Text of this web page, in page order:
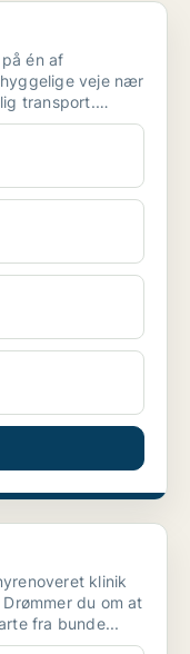
én af
veje nær
transport.
klinik
du om at
fra bunde...